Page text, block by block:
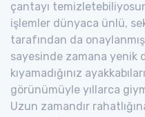
çantayı
işlemler dünyaca ünlü,
tarafından da
sayesinde zamana yenik
kıyamadığınız
görünümüyle yıllarca
Uzun zamandır